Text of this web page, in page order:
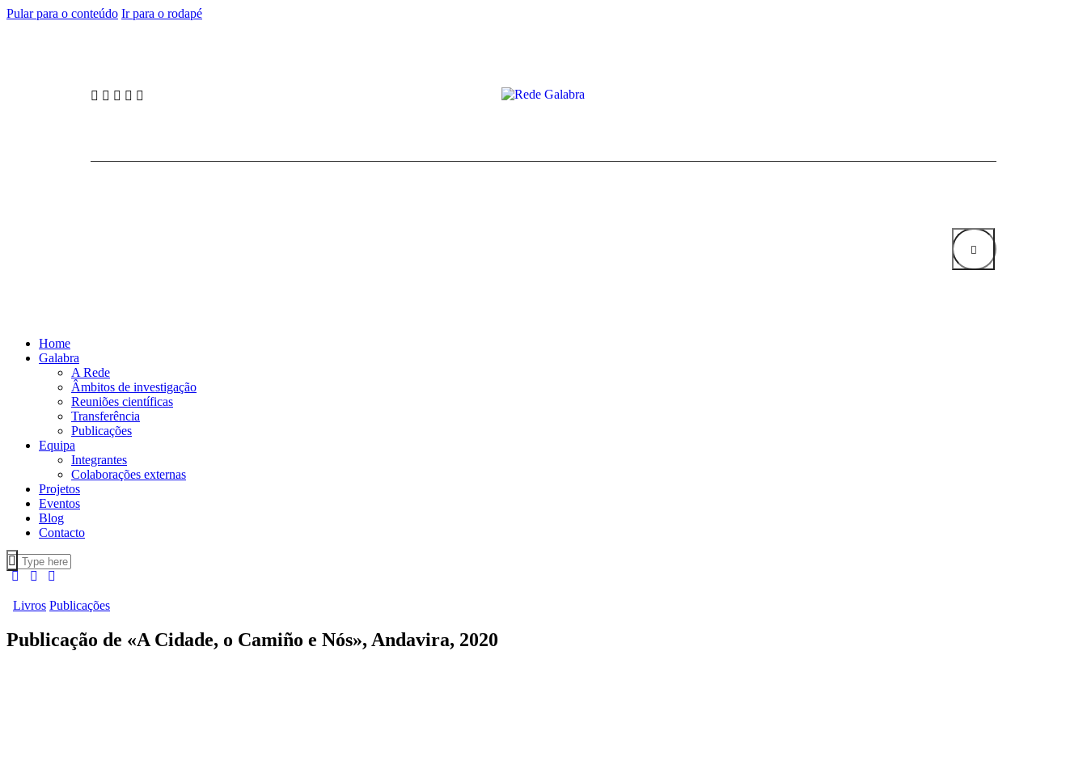
Pular para o conteúdo Ir para o rodapé
Home
Galabra
A Rede
Âmbitos de investigação
Reuniões científicas
Transferência
Publicações
Equipa
Integrantes
Colaborações externas
Projetos
Eventos
Blog
Contacto
Livros Publicações
Publicação de «A Cidade, o Camiño e Nós», Andavira, 2020